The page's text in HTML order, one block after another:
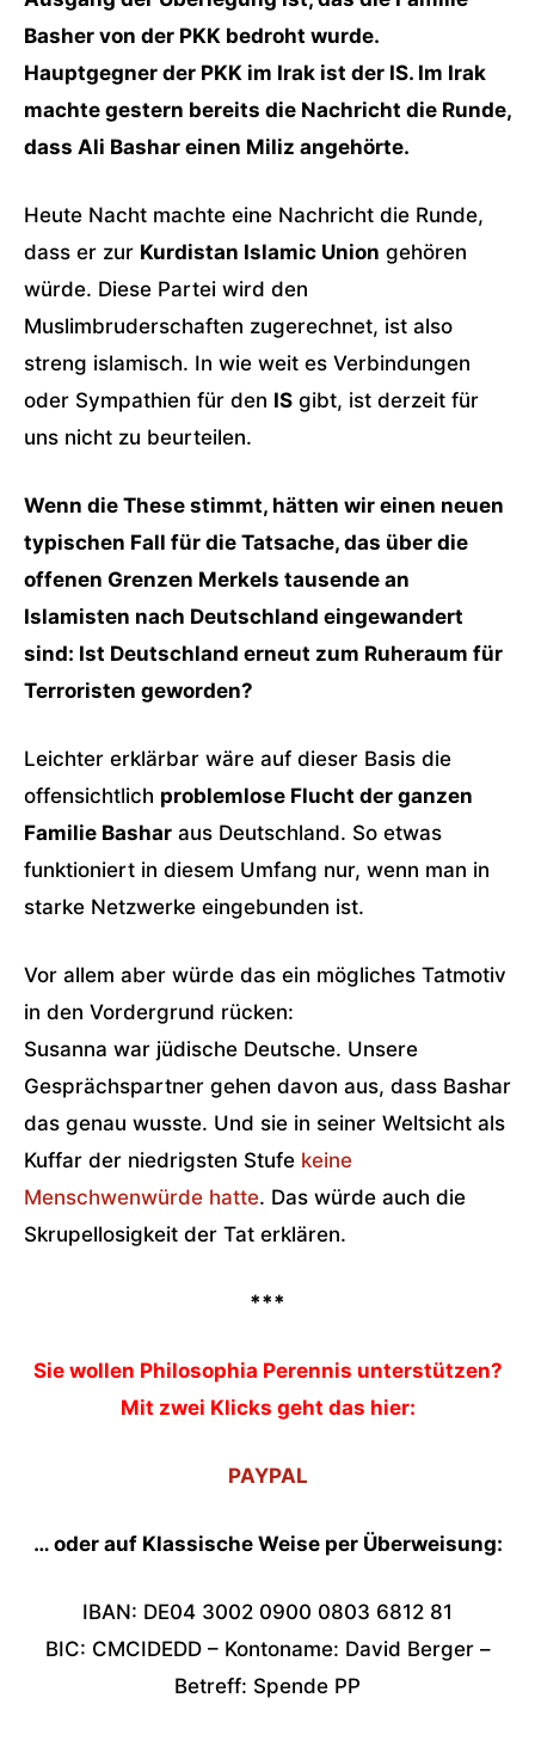
Basher von der PKK bedroht wurde.
Hauptgegner der PKK im Irak ist der IS. Im Irak
machte gestern bereits die Nachricht die Runde,
dass Ali Bashar einen Miliz angehörte.
Heute Nacht machte eine Nachricht die Runde,
dass er zur Kurdistan Islamic Union gehören
würde. Diese Partei wird den
Muslimbruderschaften zugerechnet, ist also
streng islamisch. In wie weit es Verbindungen
oder Sympathien für den IS gibt, ist derzeit für
uns nicht zu beurteilen.
Wenn die These stimmt, hätten wir einen neuen
typischen Fall für die Tatsache, das über die
offenen Grenzen Merkels tausende an
Islamisten nach Deutschland eingewandert
sind: Ist Deutschland erneut zum Ruheraum für
Terroristen geworden?
Leichter erklärbar wäre auf dieser Basis die
offensichtlich problemlose Flucht der ganzen
Familie Bashar aus Deutschland. So etwas
funktioniert in diesem Umfang nur, wenn man in
starke Netzwerke eingebunden ist.
Vor allem aber würde das ein mögliches Tatmotiv
in den Vordergrund rücken:
Susanna war jüdische Deutsche. Unsere
Gesprächspartner gehen davon aus, dass Bashar
das genau wusste. Und sie in seiner Weltsicht als
Kuffar der niedrigsten Stufe keine
Menschwenwürde hatte. Das würde auch die
Skrupellosigkeit der Tat erklären.
***
Sie wollen Philosophia Perennis unterstützen?
Mit zwei Klicks geht das hier:
PAYPAL
… oder auf Klassische Weise per Überweisung:
IBAN: DE04 3002 0900 0803 6812 81
BIC: CMCIDEDD – Kontoname: David Berger –
Betreff: Spende PP